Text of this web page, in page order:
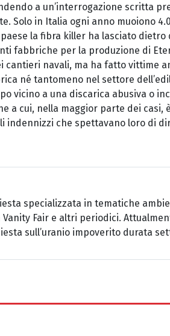
a un’interrogazione scritta
Solo in Italia ogni anno muoiono
la fibra killer ha lasciato dietro
fabbriche per la produzione di
cantieri navali, ma ha fatto vittime
né tantomeno nel settore
vicino a una discarica abusiva o
a cui, nella maggior parte dei casi,
indennizzi che spettavano loro di
specializzata in tematiche
Fair e altri periodici.
sull’uranio impoverito durata